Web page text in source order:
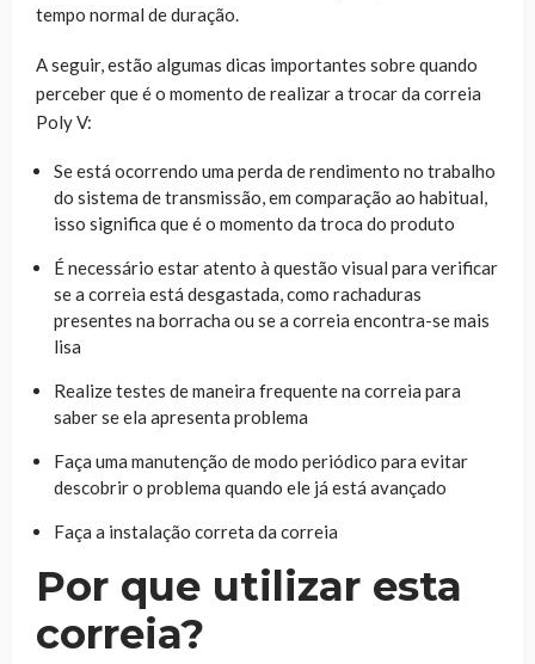
tempo normal de duração.
A seguir, estão algumas dicas importantes sobre quando
perceber que é o momento de realizar a trocar da correia
Poly V:
Se está ocorrendo uma perda de rendimento no trabalho
do sistema de transmissão, em comparação ao habitual,
isso significa que é o momento da troca do produto
É necessário estar atento à questão visual para verificar
se a correia está desgastada, como rachaduras
presentes na borracha ou se a correia encontra-se mais
lisa
Realize testes de maneira frequente na correia para
saber se ela apresenta problema
Faça uma manutenção de modo periódico para evitar
descobrir o problema quando ele já está avançado
Faça a instalação correta da correia
Por que utilizar esta
correia?